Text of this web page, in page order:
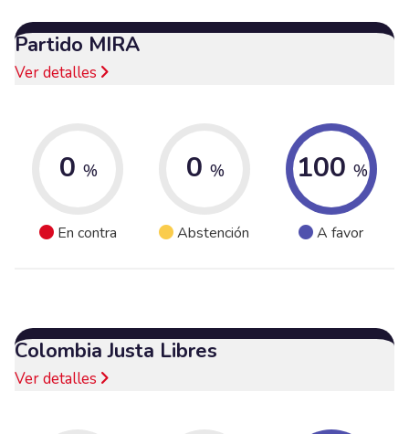
Partido MIRA
Ver detalles
0 %
En contra
0 %
Abstención
100 %
A favor
Colombia Justa Libres
Ver detalles